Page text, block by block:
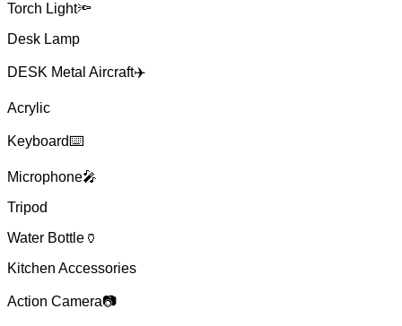
Torch Light🔦
Desk Lamp
DESK Metal Aircraft✈️
Acrylic
Keyboard⌨️
Microphone🎤
Tripod
Water Bottle🏺
Kitchen Accessories
Action Camera📷